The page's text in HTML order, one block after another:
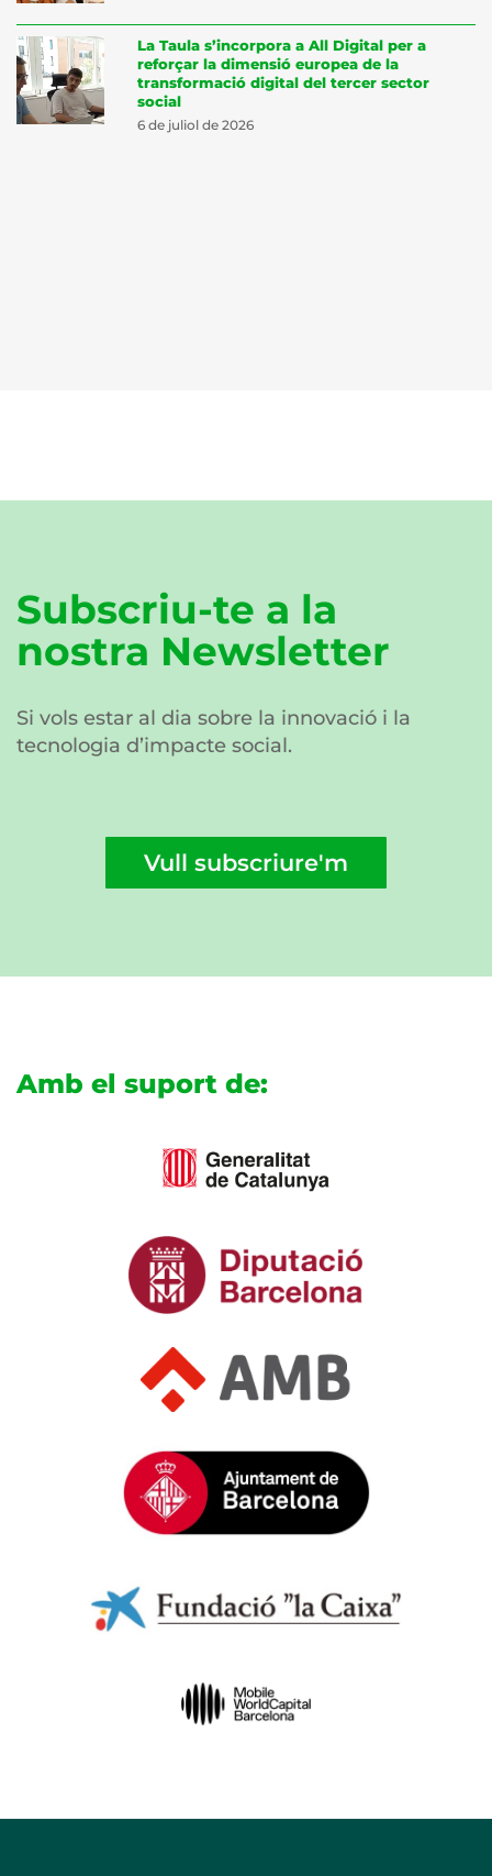
La Taula s’incorpora a All Digital per a
reforçar la dimensió europea de la
transformació digital del tercer sector
social
6 de juliol de 2026
Subscriu-te a la
nostra Newsletter
Si vols estar al dia sobre la innovació i la
tecnologia d’impacte social.
Vull subscriure'm
Amb el suport de: